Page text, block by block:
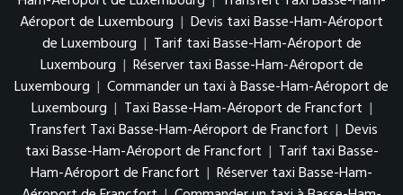
Aéroport de Luxembourg | Devis taxi Basse-Ham-Aéroport
de Luxembourg | Tarif taxi Basse-Ham-Aéroport de
Luxembourg | Réserver taxi Basse-Ham-Aéroport de
Luxembourg | Commander un taxi à Basse-Ham-Aéroport de
Luxembourg | Taxi Basse-Ham-Aéroport de Francfort |
Transfert Taxi Basse-Ham-Aéroport de Francfort | Devis
taxi Basse-Ham-Aéroport de Francfort | Tarif taxi Basse-
Ham-Aéroport de Francfort | Réserver taxi Basse-Ham-